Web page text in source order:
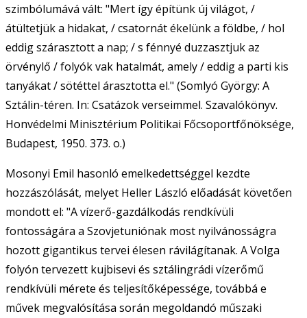
szimbólumává vált: "Mert így építünk új világot, /
átültetjük a hidakat, / csatornát ékelünk a földbe, / hol
eddig szárasztott a nap; / s fénnyé duzzasztjuk az
örvénylő / folyók vak hatalmát, amely / eddig a parti kis
tanyákat / sötéttel árasztotta el." (Somlyó György: A
Sztálin-téren. In: Csatázok verseimmel. Szavalókönyv.
Honvédelmi Minisztérium Politikai Főcsoportfőnöksége,
Budapest, 1950. 373. o.)
Mosonyi Emil hasonló emelkedettséggel kezdte
hozzászólását, melyet Heller László előadását követően
mondott el: "A vízerő-gazdálkodás rendkívüli
fontosságára a Szovjetuniónak most nyilvánosságra
hozott gigantikus tervei élesen rávilágítanak. A Volga
folyón tervezett kujbisevi és sztálingrádi vízerőmű
rendkívüli mérete és teljesítőképessége, továbbá e
művek megvalósítása során megoldandó műszaki